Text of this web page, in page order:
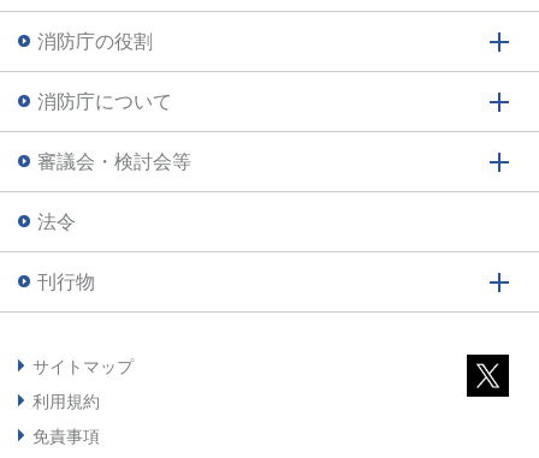
消防庁の役割
消防庁について
審議会・検討会等
法令
刊行物
サイトマップ
利用規約
免責事項